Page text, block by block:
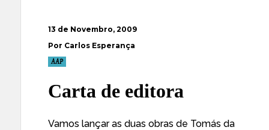
13 de Novembro, 2009
Por Carlos Esperança
AAP
Carta de editora
Vamos lançar as duas obras de Tomás da